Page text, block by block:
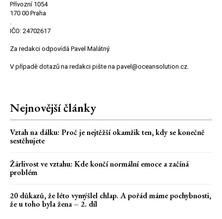
Přívozní 1054
170 00 Praha
.
IČO: 24702617
Za redakci odpovídá Pavel Malátný.
V případě dotazů na redakci pište na pavel@oceansolution.cz.
Nejnovější články
Vztah na dálku: Proč je nejtěžší okamžik ten, kdy se konečně
sestěhujete
Žárlivost ve vztahu: Kde končí normální emoce a začíná
problém
20 důkazů, že léto vymýšlel chlap. A pořád máme pochybnosti,
že u toho byla žena – 2. díl